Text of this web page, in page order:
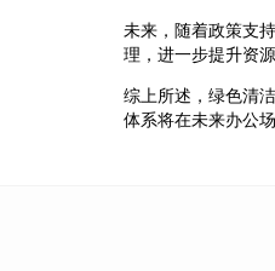
未来，随着政策支
理，进一步提升资
综上所述，绿色清
体系将在未来办公